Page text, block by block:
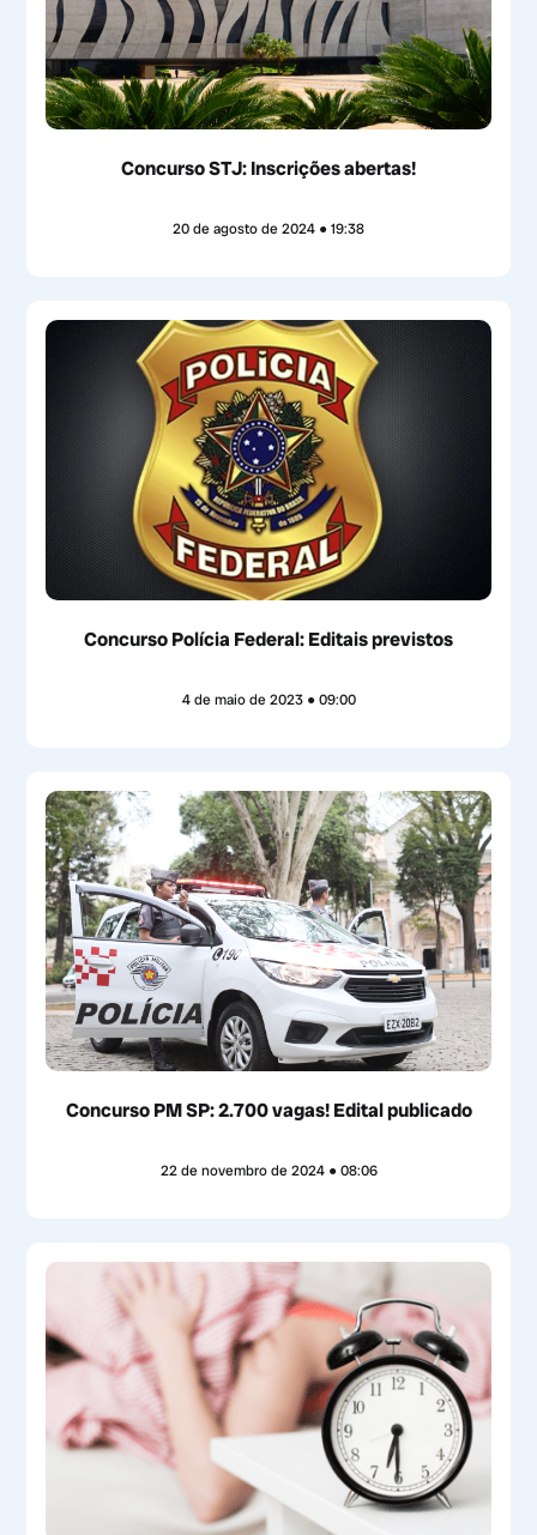
Concurso STJ: Inscrições abertas!
20 de agosto de 2024 19:38
Concurso Polícia Federal: Editais previstos
4 de maio de 2023 09:00
Concurso PM SP: 2.700 vagas! Edital publicado
22 de novembro de 2024 08:06